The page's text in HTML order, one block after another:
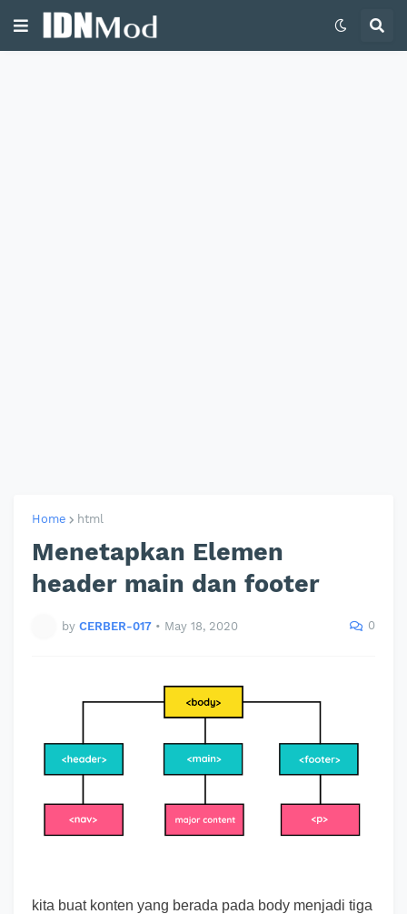
Home html
Menetapkan Elemen
header main dan footer
by CERBER-017 • May 18, 2020 0
kita buat konten yang berada pada body menjadi tiga